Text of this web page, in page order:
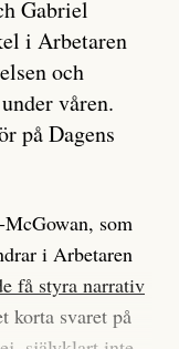
Gabriel
i Arbetaren
och
våren.
på Dagens
som
i Arbetaren
få styra narrativ
korta svaret på